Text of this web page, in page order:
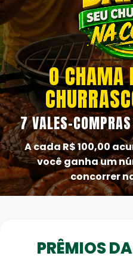
O CHAMA
7 VALES-
A cada R$ 100,00
você ganha um
concorrer
PRÊMIOS